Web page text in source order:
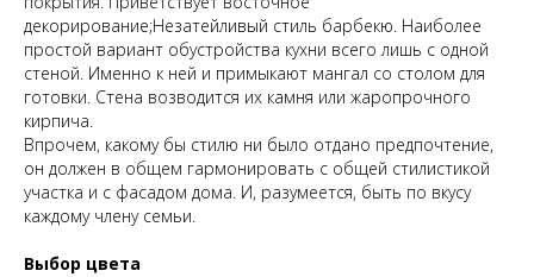
декорирование;Незатейливый стиль барбекю. Наиболее
простой вариант обустройства кухни всего лишь с одной
стеной. Именно к ней и примыкают мангал со столом для
готовки. Стена возводится их камня или жаропрочного
кирпича.
Впрочем, какому бы стилю ни было отдано предпочтение,
он должен в общем гармонировать с общей стилистикой
участка и с фасадом дома. И, разумеется, быть по вкусу
каждому члену семьи.
Выбор цвета